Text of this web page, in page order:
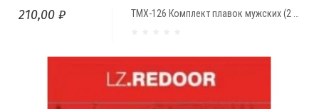
ТМХ-126 Комплект плавок мужских (2 шт.) с рисунком
210,00 ₽